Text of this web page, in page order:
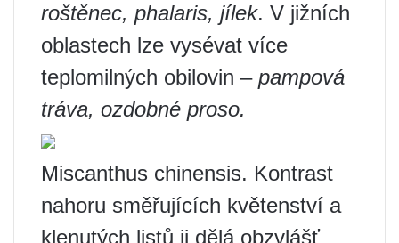
roštěnec, phalaris, jílek. V jižních
oblastech lze vysévat více
teplomilných obilovin – pampová
tráva, ozdobné proso.
Miscanthus chinensis. Kontrast
nahoru směřujících květenství a
klenutých listů ji dělá obzvlášť